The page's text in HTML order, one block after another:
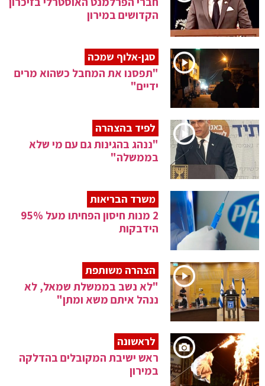
הקדושים במירון
סגן-אלוף שמכה
"תפסנו את המחבל כשהוא מרים
ידיים"
לפיד בהצהרה
"ננהג בהגינות גם עם מי שלא
בממשלה"
משרד הבריאות
2 מנות חיסון הפחיתו מעל 95%
הידבקות
הצהרה משותפת
"לא נשב בממשלת שמאל, לא
ננהל איתם משא ומתן"
לראשונה
ראש ישיבת המקובלים בהדלקה
במירון